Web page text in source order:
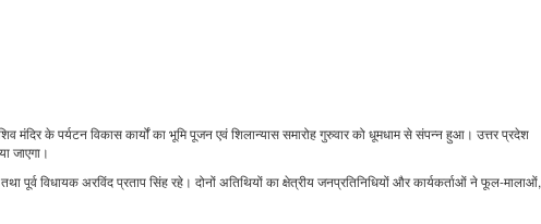
मंदिर के पर्यटन विकास कार्यों का भूमि पूजन एवं शिलान्यास समारोह गुरुवार को धूमधाम से संपन्न हुआ। उत्तर प्रदेश
जाएगा।
पूर्व विधायक अरविंद प्रताप सिंह रहे। दोनों अतिथियों का क्षेत्रीय जनप्रतिनिधियों और कार्यकर्ताओं ने फूल-मालाओं,